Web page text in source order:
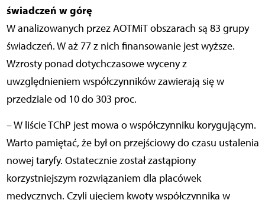
świadczeń w górę
W analizowanych przez AOTMiT obszarach są 83 grupy
świadczeń. W aż 77 z nich finansowanie jest wyższe.
Wzrosty ponad dotychczasowe wyceny z
uwzględnieniem współczynników zawierają się w
przedziale od 10 do 303 proc.
– W liście TChP jest mowa o współczynniku korygującym.
Warto pamiętać, że był on przejściowy do czasu ustalenia
nowej taryfy. Ostatecznie został zastąpiony
korzystniejszym rozwiązaniem dla placówek
medycznych. Czyli ujęciem kwoty współczynnika w